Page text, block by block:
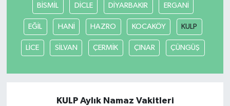
BİSMİL DİCLE DİYARBAKIR ERGANİ
EĞİL HANİ HAZRO KOCAKÖY KULP
LİCE SİLVAN ÇERMİK ÇINAR ÇÜNGÜŞ
KULP Aylık Namaz Vakitleri